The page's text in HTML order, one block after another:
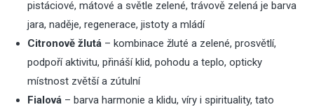
pistáciové, mátové a světle zelené, trávově zelená je barva
jara, naděje, regenerace, jistoty a mládí
Citronově žlutá – kombinace žluté a zelené, prosvětlí,
podpoří aktivitu, přináší klid, pohodu a teplo, opticky
místnost zvětší a zútulní
Fialová – barva harmonie a klidu, víry i spirituality, tato